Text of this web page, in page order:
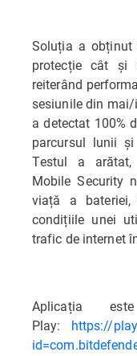
Soluția a
protecție cât și
reiterând
sesiunile din
a detectat 100%
parcursul lunii
Testul a arătat,
Mobile Security
viață a bateriei,
condițiile unei
trafic de internet
Aplicația
Play: https://